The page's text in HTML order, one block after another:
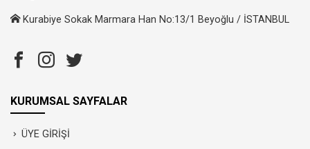
Kurabiye Sokak Marmara Han No:13/1 Beyoğlu / İSTANBUL
KURUMSAL SAYFALAR
ÜYE GİRİŞİ